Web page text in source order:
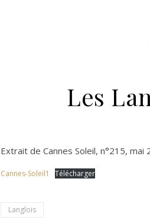
Les
Extrait de Cannes Soleil, n°215, mai
Cannes-Soleil1 Télécharger
Langlois